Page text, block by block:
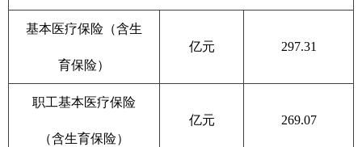
基本医疗保险（含生
育保险）
亿元 297.31
职工基本医疗保险
（含生育保险）
亿元 269.07